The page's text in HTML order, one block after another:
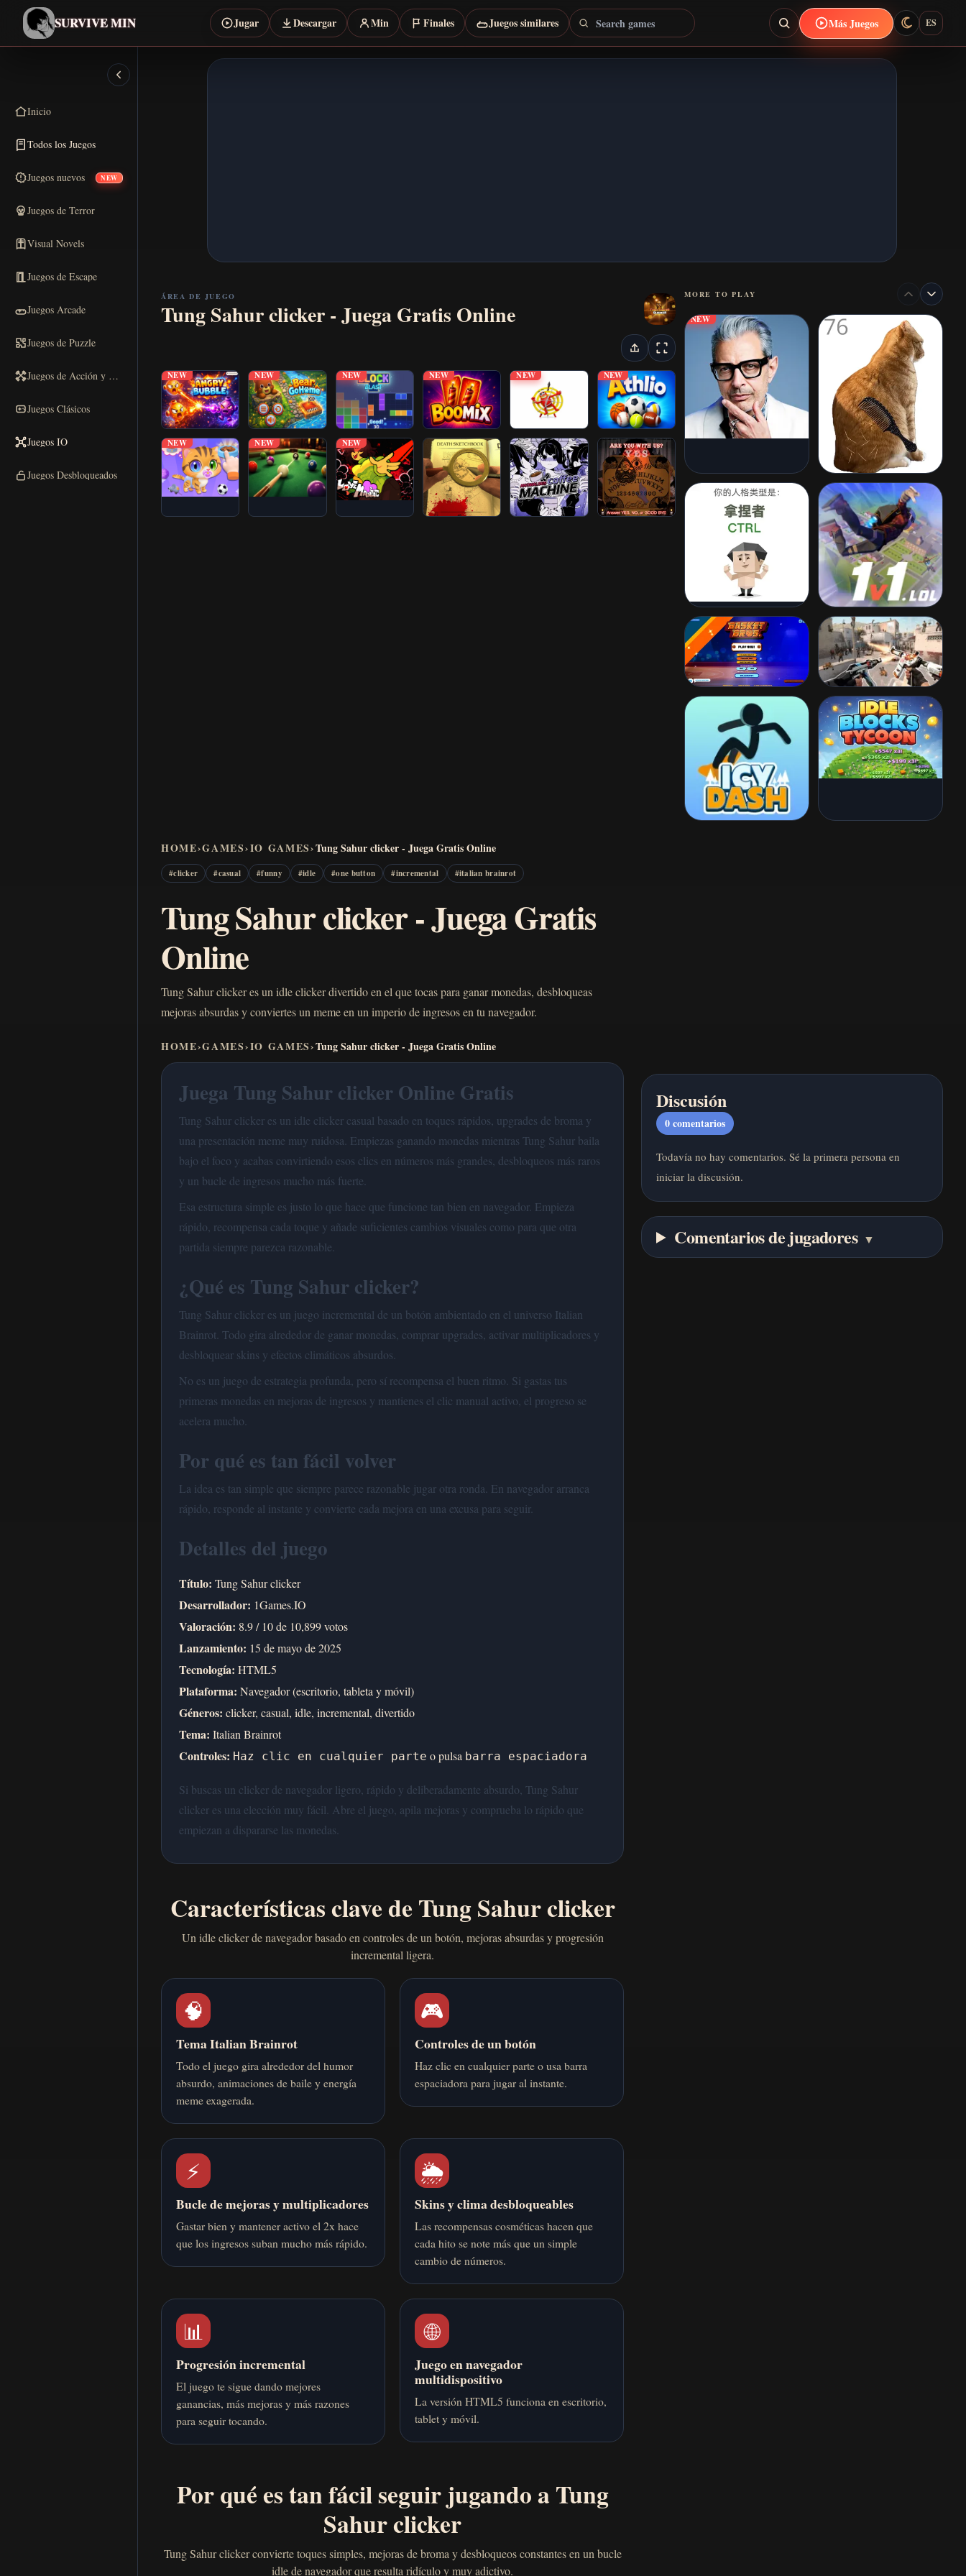
SURVIVE MIN Jugar Descargar Min Finales Juegos similares Search games Más Juegos ES
Inicio
Todos los Juegos
Juegos nuevos NEW
Juegos de Terror
Visual Novels
Juegos de Escape
Juegos Arcade
Juegos de Puzzle
Juegos de Acción y Carreras
Juegos Clásicos
Juegos IO
Juegos Desbloqueados
ÁREA DE JUEGO
Tung Sahur clicker - Juega Gratis Online
NEW NEW NEW NEW NEW NEW
NEW NEW NEW
MORE TO PLAY
NEW
HOME›GAMES›IO GAMES›Tung Sahur clicker - Juega Gratis Online
#clicker #casual #funny #idle #one button #incremental #italian brainrot
Tung Sahur clicker - Juega Gratis
Online
Tung Sahur clicker es un idle clicker divertido en el que tocas para ganar monedas, desbloqueas
mejoras absurdas y conviertes un meme en un imperio de ingresos en tu navegador.
HOME›GAMES›IO GAMES›Tung Sahur clicker - Juega Gratis Online
Juega Tung Sahur clicker Online Gratis
Tung Sahur clicker es un idle clicker casual basado en toques rápidos, upgrades de broma y
una presentación meme muy ruidosa. Empiezas ganando monedas mientras Tung Sahur baila
bajo el foco y acabas convirtiendo esos clics en números más grandes, desbloqueos más raros
y un bucle de ingresos mucho más fuerte.
Esa estructura simple es justo lo que hace que funcione tan bien en navegador. Empieza
rápido, recompensa cada toque y añade suficientes cambios visuales como para que otra
partida siempre parezca razonable.
¿Qué es Tung Sahur clicker?
Tung Sahur clicker es un juego incremental de un botón ambientado en el universo Italian
Brainrot. Todo gira alrededor de ganar monedas, comprar upgrades, activar multiplicadores y
desbloquear skins y efectos climáticos absurdos.
No es un juego de estrategia profunda, pero sí recompensa el buen ritmo. Si gastas tus
primeras monedas en mejoras de ingresos y mantienes el clic manual activo, el progreso se
acelera mucho.
Por qué es tan fácil volver
La idea es tan simple que siempre parece razonable jugar otra ronda. En navegador arranca
rápido, responde al instante y convierte cada mejora en una excusa para seguir.
Detalles del juego
Título: Tung Sahur clicker
Desarrollador: 1Games.IO
Valoración: 8.9 / 10 de 10,899 votos
Lanzamiento: 15 de mayo de 2025
Tecnología: HTML5
Plataforma: Navegador (escritorio, tableta y móvil)
Géneros: clicker, casual, idle, incremental, divertido
Tema: Italian Brainrot
Controles: Haz clic en cualquier parte o pulsa barra espaciadora
Si buscas un clicker de navegador ligero, rápido y deliberadamente absurdo, Tung Sahur
clicker es una elección muy fácil. Abre el juego, apila mejoras y comprueba lo rápido que
empiezan a dispararse las monedas.
Discusión
0comentarios
Todavía no hay comentarios. Sé la primera persona en
iniciar la discusión.
Comentarios de jugadores ▼
Características clave de Tung Sahur clicker
Un idle clicker de navegador basado en controles de un botón, mejoras absurdas y progresión
incremental ligera.
🧠
Tema Italian Brainrot
Todo el juego gira alrededor del humor
absurdo, animaciones de baile y energía
meme exagerada.
🎮
Controles de un botón
Haz clic en cualquier parte o usa barra
espaciadora para jugar al instante.
⚡
Bucle de mejoras y multiplicadores
Gastar bien y mantener activo el 2x hace
que los ingresos suban mucho más rápido.
🌦️
Skins y clima desbloqueables
Las recompensas cosméticas hacen que
cada hito se note más que un simple
cambio de números.
📊
Progresión incremental
El juego te sigue dando mejores
ganancias, más mejoras y más razones
para seguir tocando.
🌐
Juego en navegador
multidispositivo
La versión HTML5 funciona en escritorio,
tablet y móvil.
Por qué es tan fácil seguir jugando a Tung
Sahur clicker
Tung Sahur clicker convierte toques simples, mejoras de broma y desbloqueos constantes en un bucle
idle de navegador que resulta ridículo y muy adictivo.